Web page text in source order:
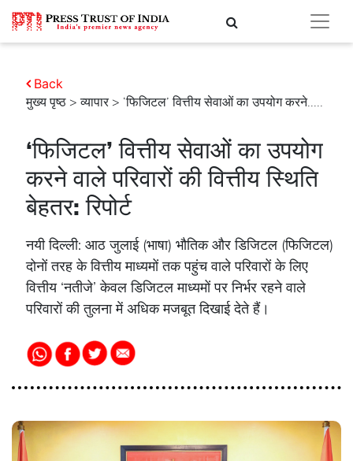
मुख्य पृष्ठ >व्यापार > ‘फिजिटल’ वित्तीय सेवाओं का उपयोग करने.....
Back
‘फिजिटल’ वित्तीय सेवाओं का उपयोग
करने वाले परिवारों की वित्तीय स्थिति
बेहतर: रिपोर्ट
नयी दिल्ली: आठ जुलाई (भाषा) भौतिक और डिजिटल (फिजिटल)
दोनों तरह के वित्तीय माध्यमों तक पहुंच वाले परिवारों के लिए
वित्तीय ‘नतीजे’ केवल डिजिटल माध्यमों पर निर्भर रहने वाले
परिवारों की तुलना में अधिक मजबूत दिखाई देते हैं।